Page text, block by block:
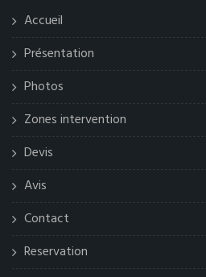
Accueil
Présentation
Photos
Zones intervention
Devis
Avis
Contact
Reservation